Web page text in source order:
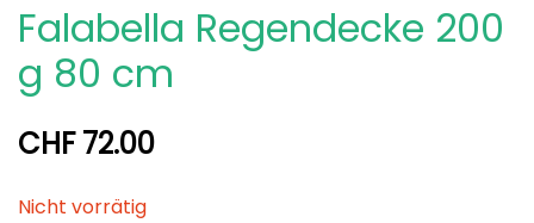
Falabella Regendecke 200
g 80 cm
CHF72.00
Nicht vorrätig